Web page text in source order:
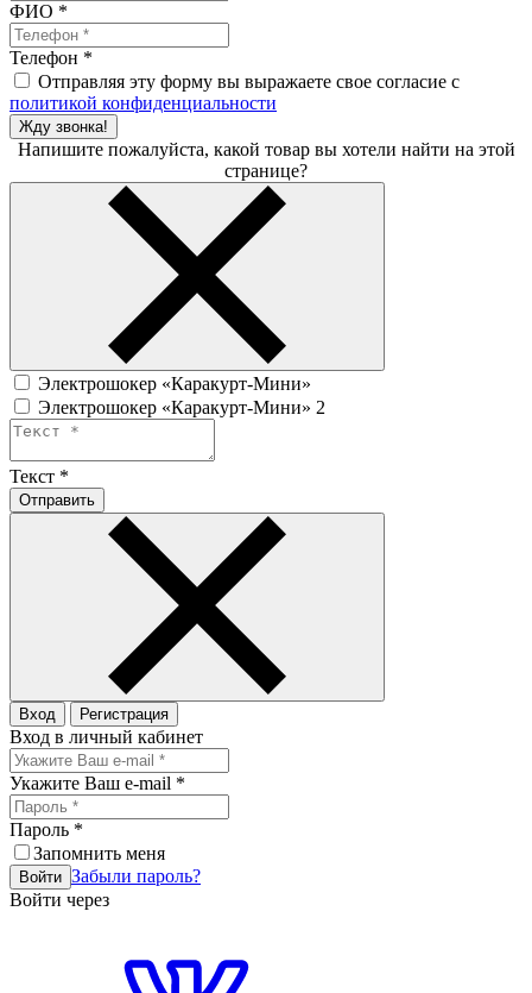
ФИО *
Телефон *
Отправляя эту форму вы выражаете свое согласие с
политикой конфиденциальности
Жду звонка!
Напишите пожалуйста, какой товар вы хотели найти на этой
странице?
Электрошокер «Каракурт-Мини»
Электрошокер «Каракурт-Мини» 2
Текст *
Отправить
Вход Регистрация
Вход в личный кабинет
Укажите Ваш e-mail *
Пароль *
Запомнить меня
Войти Забыли пароль?
Войти через